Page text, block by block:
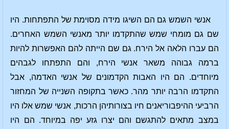
אנשי השמש גם הם השיגו מידה מסוימת של התפתחות. היו
שם גם מומחי שמש שהתקדמו יותר מאנשי השמש האחרים.
הם עברו הלאה אל הירח. גם שם הייתה להם האפשרות להיות
ברמה גבוהה משאר אנשי הירח, והם התפתחו לגבהים
מיוחדים. הם היו האבות הקדמונים של אנשי האדמה, אבל
התקדמו הרבה יותר מהר. כאשר בתקופה השנייה של המחזור
הרביעי ההיפבוריאנים חיו בצורותיהן הרכות, אנשי שמש אלו היו
במצב מתאים להתגשם והם יצרו גזע יפה במיוחד. הם היו